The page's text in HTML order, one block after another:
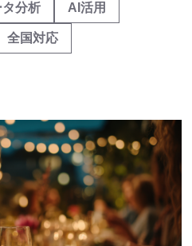
タ分析 AI活用
全国対応